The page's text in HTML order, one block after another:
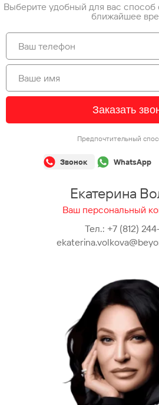
Выберите удобный для вас
ближайшее
Заказать
Предпочтительный
Звонок WhatsApp
Екатерина
Ваш персональный
Тел.: +7 (812)